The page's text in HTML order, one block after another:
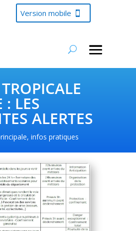
Version mobile
: LES
ALERTES
,infos pratiques